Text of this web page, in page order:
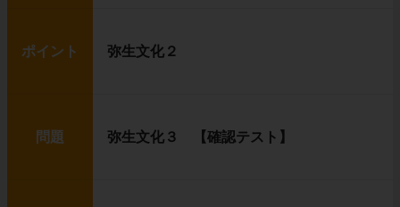
ポイント 弥生文化２
問題 弥生文化３ 【確認テスト】